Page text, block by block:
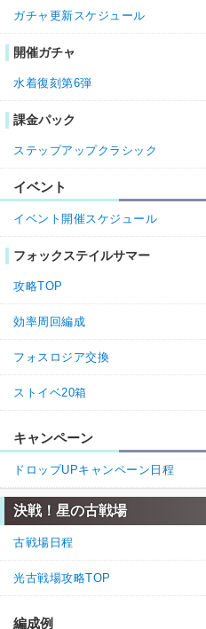
だから一度引いて4凸すると
ブりまくったベリアルマジ狡
返信
凸した時の効果さ、逆じゃない？
返信(1)
4. グラブル攻略班@神ゲ
>>2
コメントありがとうござい
召喚効果の記載を修正しまし
今後とも神ゲー攻略をよろ
返信
召喚効果、☆1～2と☆4が逆になっ
返信 (1)
3. グラブル攻略班@神ゲ
>>1
コメントありがとうござい
ご指摘いただいた箇所を修正
ガチャ更新スケジュール
開催ガチャ
水着復刻第6弾
課金パック
ステップアップクラシック
イベント
イベント開催スケジュール
フォックステイルサマー
攻略TOP
効率周回編成
フォスロジア交換
ストイベ20箱
キャンペーン
ドロップUPキャンペーン日程
決戦！星の古戦場
古戦場日程
光古戦場攻略TOP
編成例